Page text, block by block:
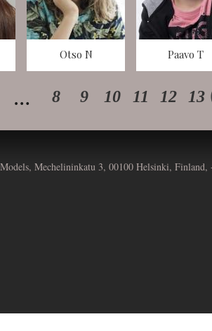
Otso N Paavo T
… 8 9 10 11 12 13
Mechelininkatu 3, 00100 Helsinki,